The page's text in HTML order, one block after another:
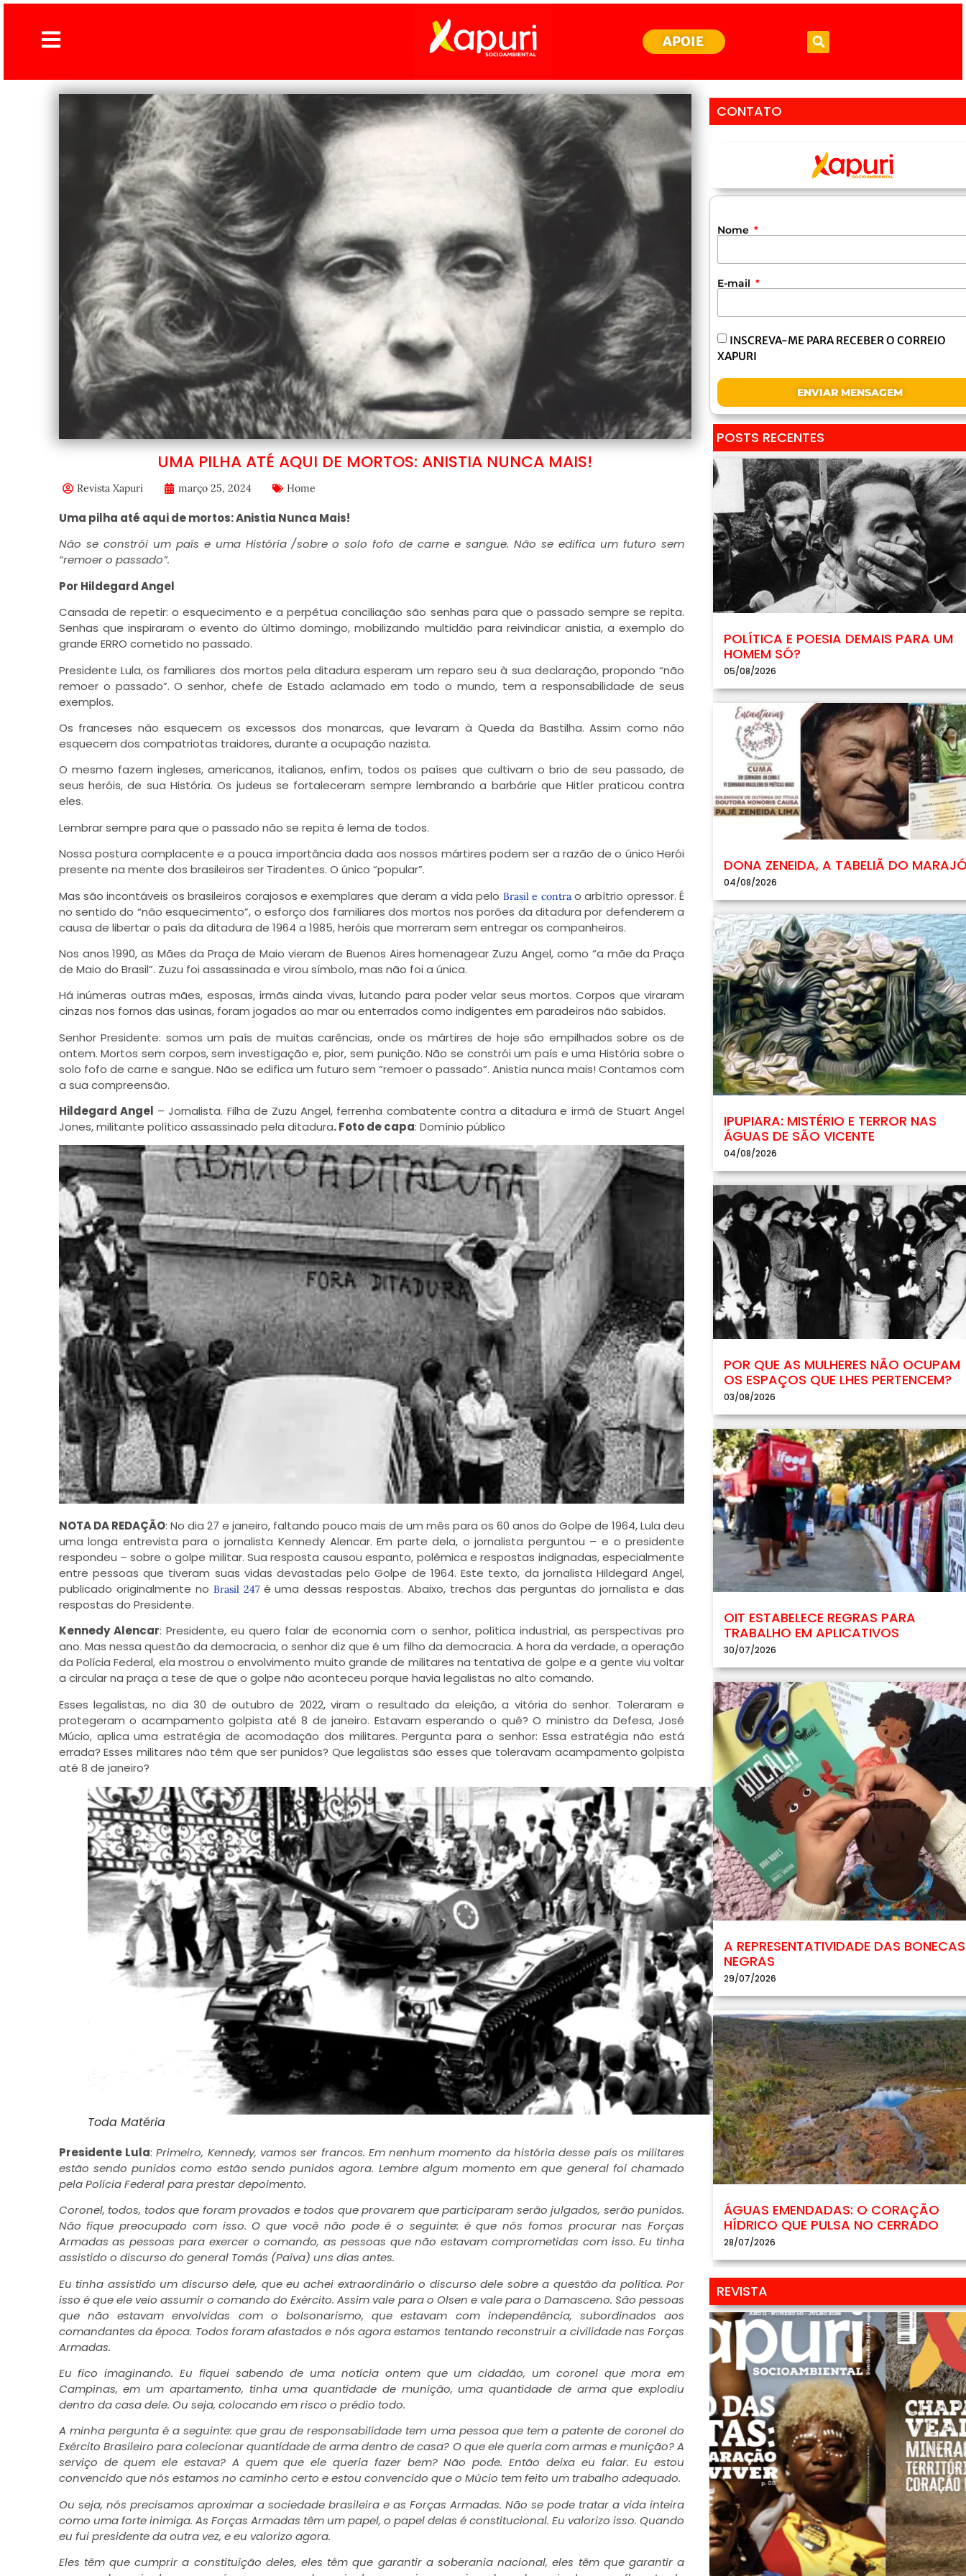
APOIE
UMA PILHA ATÉ AQUI DE MORTOS: ANISTIA NUNCA MAIS!
Revista Xapuri março 25, 2024 Home
Uma pilha até aqui de mortos: Anistia Nunca Mais!
Não se constrói um país e uma História /sobre o solo fofo de carne e sangue.Não se edifica um futuro sem
“remoer o passado”.
Por Hildegard Angel
Cansada de repetir: o esquecimento e a perpétua conciliação são senhas para que o passado sempre se repita.
Senhas que inspiraram o evento do último domingo, mobilizando multidão para reivindicar anistia, a exemplo do
grande ERRO cometido no passado.
Presidente Lula, os familiares dos mortos pela ditadura esperam um reparo seu à sua declaração, propondo “não
remoer o passado”. O senhor, chefe de Estado aclamado em todo o mundo, tem a responsabilidade de seus
exemplos.
Os franceses não esquecem os excessos dos monarcas, que levaram à Queda da Bastilha. Assim como não
esquecem dos compatriotas traidores, durante a ocupação nazista.
O mesmo fazem ingleses, americanos, italianos, enfim, todos os países que cultivam o brio de seu passado, de
seus heróis, de sua História. Os judeus se fortaleceram sempre lembrando a barbárie que Hitler praticou contra
eles.
Lembrar sempre para que o passado não se repita é lema de todos.
Nossa postura complacente e a pouca importância dada aos nossos mártires podem ser a razão de o único Herói
presente na mente dos brasileiros ser Tiradentes. O único “popular”.
Mas são incontáveis os brasileiros corajosos e exemplares que deram a vida pelo Brasil e contrao arbítrio opressor. É
no sentido do “não esquecimento”, o esforço dos familiares dos mortos nos porões da ditadura por defenderem a
causa de libertar o país da ditadura de 1964 a 1985, heróis que morreram sem entregar os companheiros.
Nos anos 1990, as Mães da Praça de Maio vieram de Buenos Aires homenagear Zuzu Angel, como “a mãe da Praça
de Maio do Brasil”. Zuzu foi assassinada e virou símbolo, mas não foi a única.
Há inúmeras outras mães, esposas, irmãs ainda vivas, lutando para poder velar seus mortos. Corpos que viraram
cinzas nos fornos das usinas, foram jogados ao mar ou enterrados como indigentes em paradeiros não sabidos.
Senhor Presidente: somos um país de muitas carências, onde os mártires de hoje são empilhados sobre os de
ontem. Mortos sem corpos, sem investigação e, pior, sem punição. Não se constrói um país e uma História sobre o
solo fofo de carne e sangue. Não se edifica um futuro sem “remoer o passado”. Anistia nunca mais! Contamos com
a sua compreensão.
Hildegard Angel – Jornalista. Filha de Zuzu Angel, ferrenha combatente contra a ditadura e irmã de Stuart Angel
Jones, militante político assassinado pela ditadura. Foto de capa: Domínio público
NOTA DA REDAÇÃO: No dia 27 e janeiro, faltando pouco mais de um mês para os 60 anos do Golpe de 1964, Lula deu
uma longa entrevista para o jornalista Kennedy Alencar. Em parte dela, o jornalista perguntou – e o presidente
respondeu – sobre o golpe militar. Sua resposta causou espanto, polêmica e respostas indignadas, especialmente
entre pessoas que tiveram suas vidas devastadas pelo Golpe de 1964. Este texto, da jornalista Hildegard Angel,
publicado originalmente no Brasil 247 é uma dessas respostas. Abaixo, trechos das perguntas do jornalista e das
respostas do Presidente.
Kennedy Alencar: Presidente, eu quero falar de economia com o senhor, política industrial, as perspectivas pro
ano. Mas nessa questão da democracia, o senhor diz que é um filho da democracia. A hora da verdade, a operação
da Polícia Federal, ela mostrou o envolvimento muito grande de militares na tentativa de golpe e a gente viu voltar
a circular na praça a tese de que o golpe não aconteceu porque havia legalistas no alto comando.
Esses legalistas, no dia 30 de outubro de 2022, viram o resultado da eleição, a vitória do senhor. Toleraram e
protegeram o acampamento golpista até 8 de janeiro. Estavam esperando o quê? O ministro da Defesa, José
Múcio, aplica uma estratégia de acomodação dos militares. Pergunta para o senhor: Essa estratégia não está
errada? Esses militares não têm que ser punidos? Que legalistas são esses que toleravam acampamento golpista
até 8 de janeiro?
Toda Matéria
Presidente Lula:Primeiro, Kennedy, vamos ser francos. Em nenhum momento da história desse país os militares
estão sendo punidos como estão sendo punidos agora. Lembre algum momento em que general foi chamado
pela Polícia Federal para prestar depoimento.
Coronel, todos, todos que foram provados e todos que provarem que participaram serão julgados, serão punidos.
Não fique preocupado com isso. O que você não pode é o seguinte: é que nós fomos procurar nas Forças
Armadas as pessoas para exercer o comando, as pessoas que não estavam comprometidas com isso. Eu tinha
assistido o discurso do general Tomás (Paiva) uns dias antes.
Eu tinha assistido um discurso dele, que eu achei extraordinário o discurso dele sobre a questão da política. Por
isso é que ele veio assumir o comando do Exército. Assim vale para o Olsen e vale para o Damasceno. São pessoas
que não estavam envolvidas com o bolsonarismo, que estavam com independência, subordinados aos
comandantes da época. Todos foram afastados e nós agora estamos tentando reconstruir a civilidade nas Forças
Armadas.
Eu fico imaginando. Eu fiquei sabendo de uma notícia ontem que um cidadão, um coronel que mora em
Campinas, em um apartamento, tinha uma quantidade de munição, uma quantidade de arma que explodiu
dentro da casa dele. Ou seja, colocando em risco o prédio todo.
A minha pergunta é a seguinte: que grau de responsabilidade tem uma pessoa que tem a patente de coronel do
Exército Brasileiro para colecionar quantidade de arma dentro de casa? O que ele queria com armas e munição? A
serviço de quem ele estava? A quem que ele queria fazer bem? Não pode. Então deixa eu falar. Eu estou
convencido que nós estamos no caminho certo e estou convencido que o Múcio tem feito um trabalho adequado.
Ou seja, nós precisamos aproximar a sociedade brasileira e as Forças Armadas. Não se pode tratar a vida inteira
como uma forte inimiga. As Forças Armadas têm um papel, o papel delas é constitucional. Eu valorizo isso. Quando
eu fui presidente da outra vez, e eu valorizo agora.
Eles têm que cumprir a constituição deles, eles têm que garantir a soberania nacional, eles têm que garantir a
CONTATO
Nome
E-mail
INSCREVA-ME PARA RECEBER O CORREIO
XAPURI
ENVIAR MENSAGEM
POSTS RECENTES
POLÍTICA E POESIA DEMAIS PARA UM
HOMEM SÓ?
05/08/2026
DONA ZENEIDA, A TABELIÃ DO
04/08/2026
IPUPIARA: MISTÉRIO E TERROR NAS
ÁGUAS DE SÃO VICENTE
04/08/2026
POR QUE AS MULHERES NÃO OCUPAM
OS ESPAÇOS QUE LHES PERTENCEM?
03/08/2026
OIT ESTABELECE REGRAS PARA
TRABALHO EM APLICATIVOS
30/07/2026
A REPRESENTATIVIDADE DAS BONECAS
NEGRAS
29/07/2026
ÁGUAS EMENDADAS: O CORAÇÃO
HÍDRICO QUE PULSA NO CERRADO
28/07/2026
REVISTA